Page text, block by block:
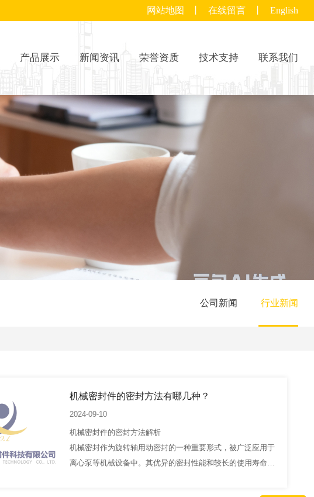
网站地图 在线留言 English
产品展示 新闻资讯 荣誉资质 技术支持 联系我们
公司新闻 行业新闻
机械密封件的密封方法有哪几种？
2024-09-10
机械密封件的密封方法解析
机械密封作为旋转轴用动密封的一种重要形式，被广泛应用于
离心泵等机械设备中。其优异的密封性能和较长的使用寿命，